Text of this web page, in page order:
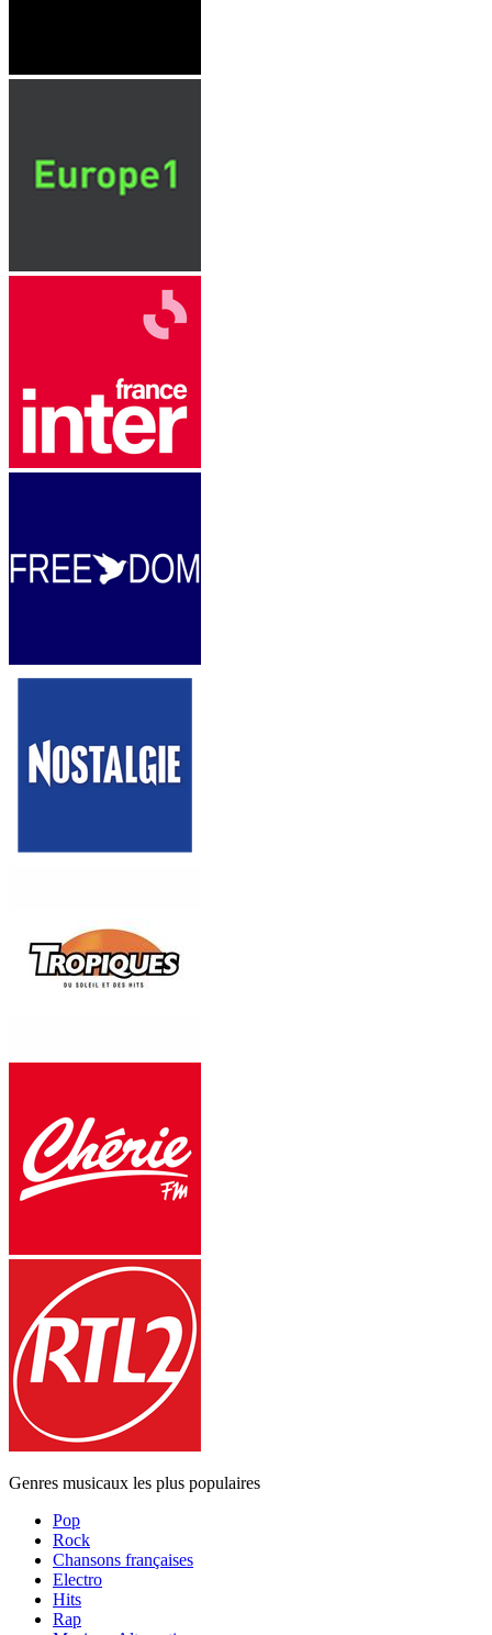
Genres musicaux les plus populaires
Pop
Rock
Chansons françaises
Electro
Hits
Rap